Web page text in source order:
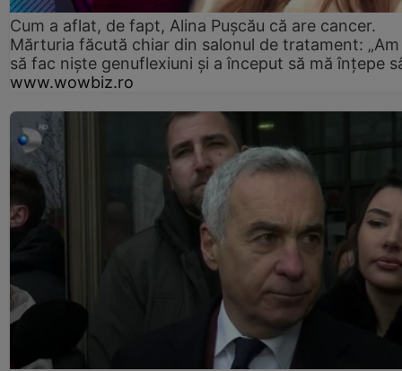
Cum a aflat, de fapt, Alina Pușcău că are cancer.
Mărturia făcută chiar din salonul de tratament:
să fac niște genuflexiuni și a început să mă înțepe
www.wowbiz.ro